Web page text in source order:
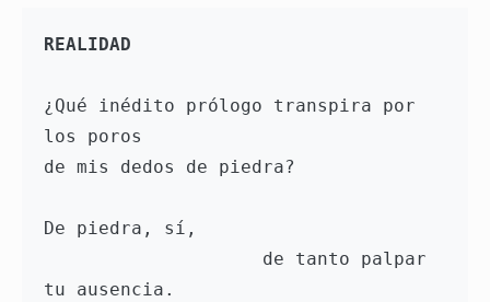
REALIDAD
¿Qué inédito prólogo transpira por
los poros
de mis dedos de piedra?
De piedra, sí,
tu ausencia.